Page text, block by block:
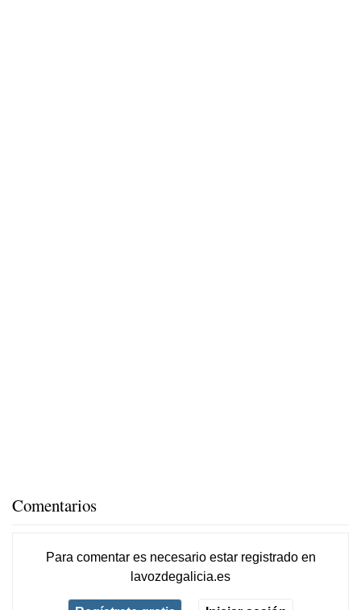
Comentarios
Para comentar es necesario estar registradoen
lavozdegalicia.es